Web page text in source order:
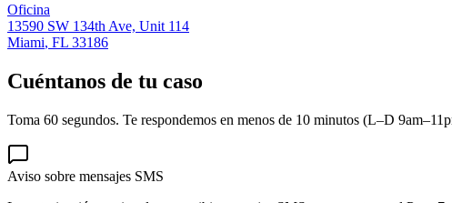
Oficina
13590 SW 134th Ave, Unit 114
Miami, FL 33186
Cuéntanos de tu caso
Toma 60 segundos. Te respondemos en menos de 10 minutos (L–D
Aviso sobre mensajes SMS